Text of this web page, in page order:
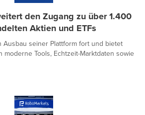
den Zugang zu über 1.400
Aktien und ETFs
Ausbau seiner Plattform fort und bietet
moderne Tools, Echtzeit-Marktdaten sowie